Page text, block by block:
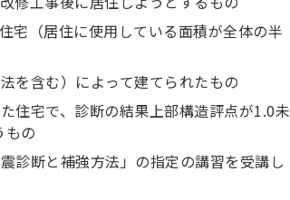
宅（居住に使用している面積が全体の半
を含む）によって建てられたもの
住宅で、診断の結果上部構造評点が1.0未
もの
診断と補強方法」の指定の講習を受講し